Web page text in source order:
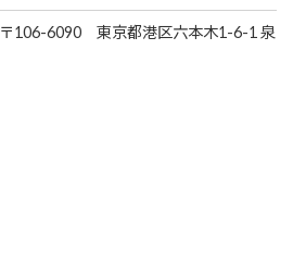
〒106-6090 東京都港区六本木1-6-1 泉ガ